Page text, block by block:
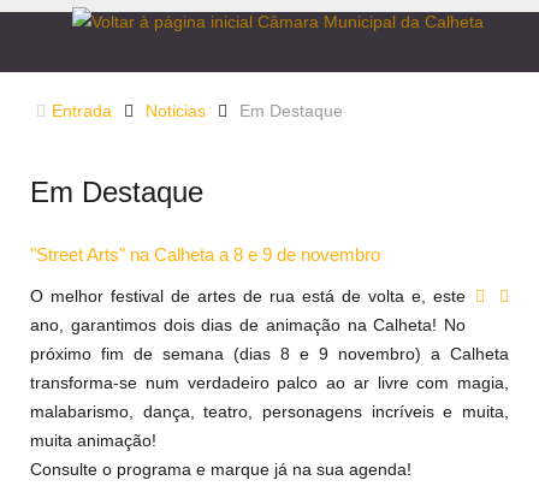
Entrada Noticias Em Destaque
Em Destaque
"Street Arts" na Calheta a 8 e 9 de novembro
O melhor festival de artes de rua está de volta e, este
ano, garantimos dois dias de animação na Calheta! No
próximo fim de semana (dias 8 e 9 novembro) a Calheta
transforma-se num verdadeiro palco ao ar livre com magia,
malabarismo, dança, teatro, personagens incríveis e muita,
muita animação!
Consulte o programa e marque já na sua agenda!